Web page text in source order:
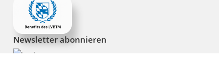
Newsletter abonnieren